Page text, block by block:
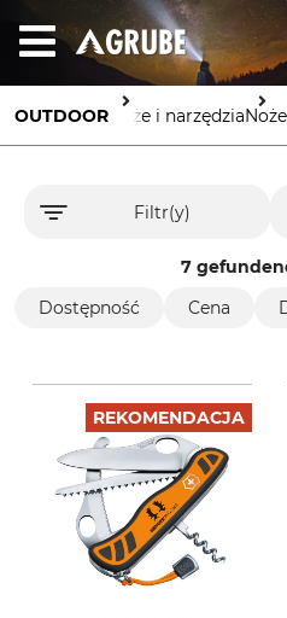
OUTDOOR Noże i narzędziaNoże
Filtr(y)
7
Dostępność Cena
REKOMENDACJA